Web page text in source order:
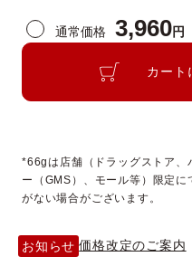
通常価格 3,960円
カート
*66gは店舗（ドラッグストア、
ー（GMS）、モール等）限定
がない場合がございます。
お知らせ 価格改定のご案内